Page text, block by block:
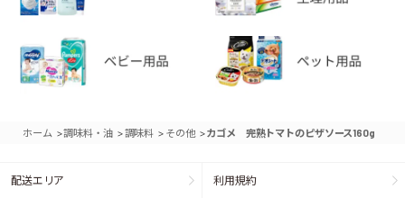
ホーム >調味料・油 >調味料 > その他 >カゴメ 完熟トマトのピザソース160g
配送エリア 利用規約